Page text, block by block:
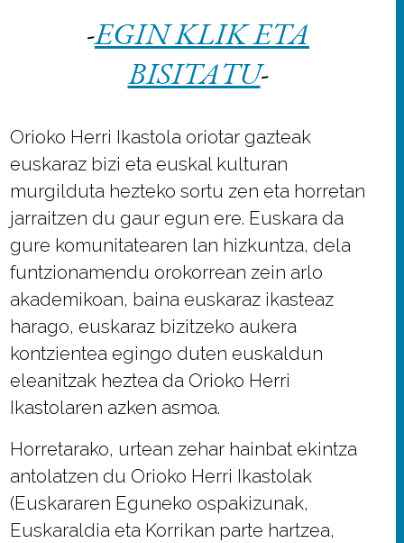
-EGIN KLIK ETA
BISITATU-
Orioko Herri Ikastola oriotar gazteak
euskaraz bizi eta euskal kulturan
murgilduta hezteko sortu zen eta horretan
jarraitzen du gaur egun ere. Euskara da
gure komunitatearen lan hizkuntza, dela
funtzionamendu orokorrean zein arlo
akademikoan, baina euskaraz ikasteaz
harago, euskaraz bizitzeko aukera
kontzientea egingo duten euskaldun
eleanitzak heztea da Orioko Herri
Ikastolaren azken asmoa.
Horretarako, urtean zehar hainbat ekintza
antolatzen du Orioko Herri Ikastolak
(Euskararen Eguneko ospakizunak,
Euskaraldia eta Korrikan parte hartzea,